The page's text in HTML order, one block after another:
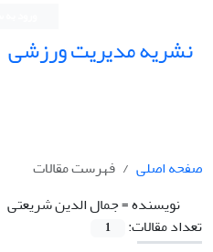
نشریه مدیریت ورزشی
صفحه اصلی
فهرست مقالات
نویسنده =جمال الدین شریعتی
تعداد مقالات:
1